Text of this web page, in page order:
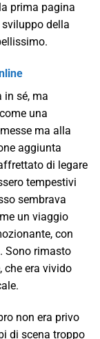
prima pagina
della
in sé, ma
una
ma alla
aggiunta
di legare
tempestivi
sembrava
un viaggio
con
Sono rimasto
che era vivido
non era privo
di scena troppo